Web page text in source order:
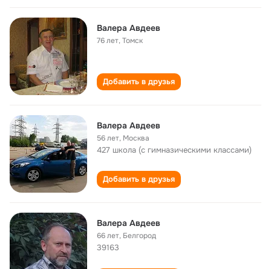
Валера Авдеев
76 лет,Томск
Добавить в друзья
Валера Авдеев
56 лет, Москва
427 школа (с гимназическими классами)
Добавить в друзья
Валера Авдеев
66 лет, Белгород
39163